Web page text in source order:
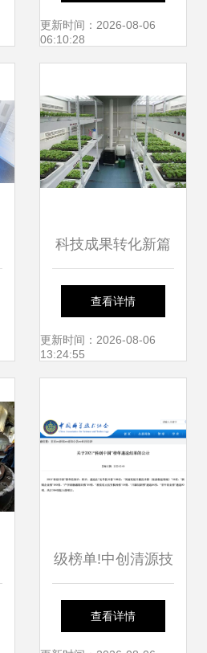
的学校开放日
更新时间：2026-08-06
06:10:28
科技成果转化新篇
章 职业教育赋能环
境科技创新
查看详情
更新时间：2026-08-06
13:24:55
级榜单!中创清源技
术成果入选
查看详情